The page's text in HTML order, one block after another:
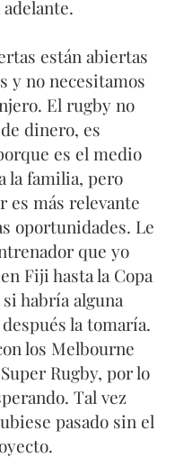
están abiertas
y no necesitamos
El rugby no
dinero, es
es el medio
la familia, pero
es más relevante
oportunidades. Le
que yo
Fiji hasta la Copa
habría alguna
la tomaría.
los Melbourne
Rugby, por lo
Tal vez
pasado sin el